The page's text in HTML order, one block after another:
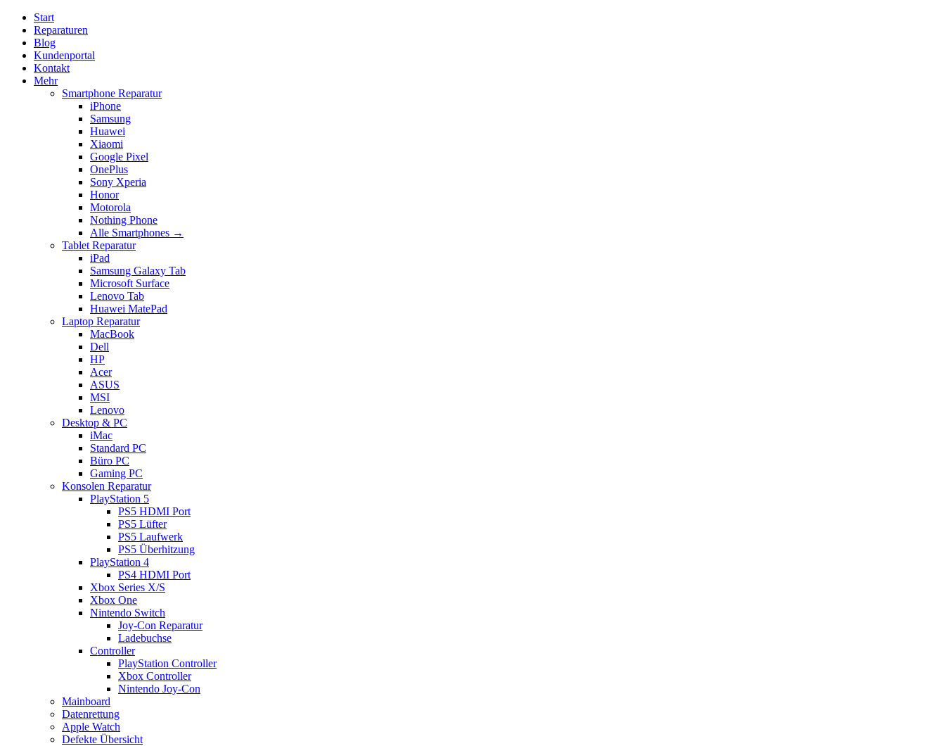
Start
Reparaturen
Blog
Kundenportal
Kontakt
Mehr
Smartphone Reparatur
iPhone
Samsung
Huawei
Xiaomi
Google Pixel
OnePlus
Sony Xperia
Honor
Motorola
Nothing Phone
Alle Smartphones →
Tablet Reparatur
iPad
Samsung Galaxy Tab
Microsoft Surface
Lenovo Tab
Huawei MatePad
Laptop Reparatur
MacBook
Dell
HP
Acer
ASUS
MSI
Lenovo
Desktop & PC
iMac
Standard PC
Büro PC
Gaming PC
Konsolen Reparatur
PlayStation 5
PS5 HDMI Port
PS5 Lüfter
PS5 Laufwerk
PS5 Überhitzung
PlayStation 4
PS4 HDMI Port
Xbox Series X/S
Xbox One
Nintendo Switch
Joy-Con Reparatur
Ladebuchse
Controller
PlayStation Controller
Xbox Controller
Nintendo Joy-Con
Mainboard
Datenrettung
Apple Watch
Defekte Übersicht